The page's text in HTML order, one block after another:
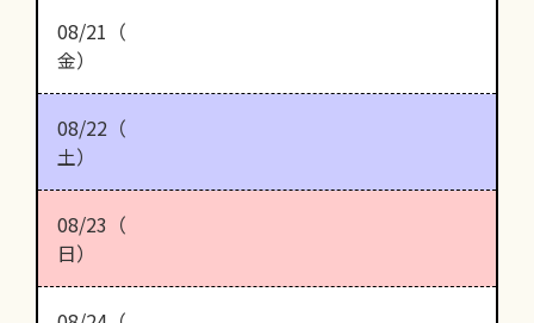
08/21（
金）
08/22（
土）
08/23（
日）